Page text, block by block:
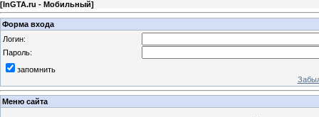
[InGTA.ru - Мобильный]
Форма входа
Логин:
Пароль:
запомнить
Меню сайта